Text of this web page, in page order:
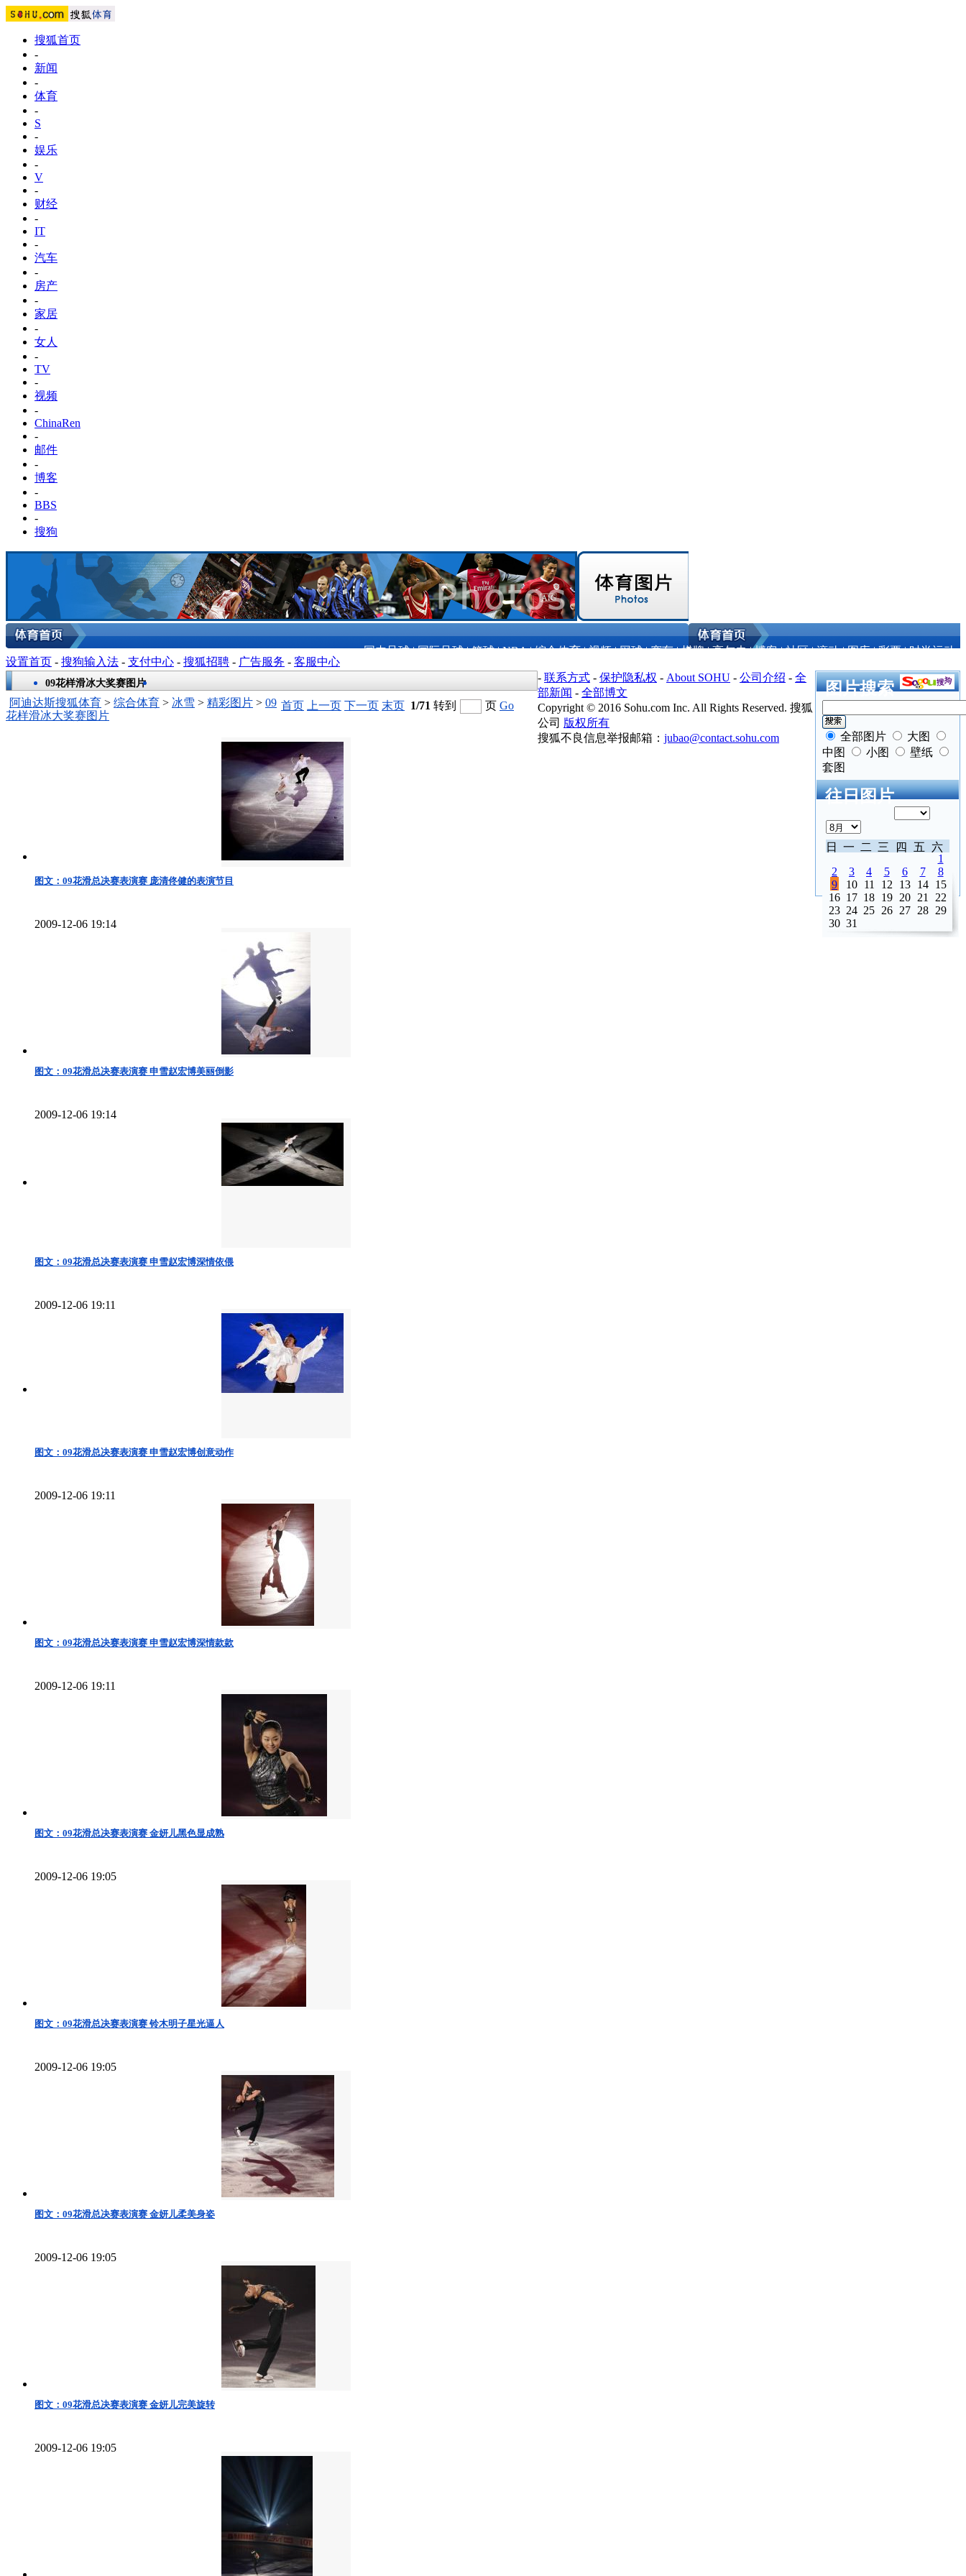
搜狐首页
-
新闻
-
体育
-
S
-
娱乐
-
V
-
财经
-
IT
-
汽车
-
房产
-
家居
-
女人
-
TV
-
视频
-
ChinaRen
-
邮件
-
博客
-
BBS
-
搜狗
国内足球|国际足球|篮球|NBA|综合体育|视频|网球|赛车|棋牌|高尔夫|博客|社区|滚动|图库|彩票|时尚运动
09花样滑冰大奖赛图片
阿迪达斯搜狐体育 > 综合体育 > 冰雪 > 精彩图片 > 09
花样滑冰大奖赛图片
图文：09花滑总决赛表演赛 庞清佟健的表演节目
2009-12-06 19:14
图文：09花滑总决赛表演赛 申雪赵宏博美丽倒影
2009-12-06 19:14
图文：09花滑总决赛表演赛 申雪赵宏博深情依偎
2009-12-06 19:11
图文：09花滑总决赛表演赛 申雪赵宏博创意动作
2009-12-06 19:11
图文：09花滑总决赛表演赛 申雪赵宏博深情款款
2009-12-06 19:11
图文：09花滑总决赛表演赛 金妍儿黑色显成熟
2009-12-06 19:05
图文：09花滑总决赛表演赛 铃木明子星光逼人
2009-12-06 19:05
图文：09花滑总决赛表演赛 金妍儿柔美身姿
2009-12-06 19:05
图文：09花滑总决赛表演赛 金妍儿完美旋转
2009-12-06 19:05
首页 上一页 下一页 末页 1/71 转到 页 Go
图片搜索
全部图片
大图
中图
小图
壁纸
套图
往日图片
日 一 二 三 四 五
六
1
2
3 4 5 6 7
8
9
10 11 12 13 14
15
16 17 18 19 20 21
22
23 24 25 26 27 28
29
30 31
设置首页 - 搜狗输入法 - 支付中心 - 搜狐招聘 - 广告服务 - 客服中心
- 联系方式 - 保护隐私权 - About SOHU - 公司介绍 - 全
部新闻 - 全部博文
Copyright © 2016 Sohu.com Inc. All Rights Reserved. 搜狐
公司 版权所有
搜狐不良信息举报邮箱： jubao@contact.sohu.com